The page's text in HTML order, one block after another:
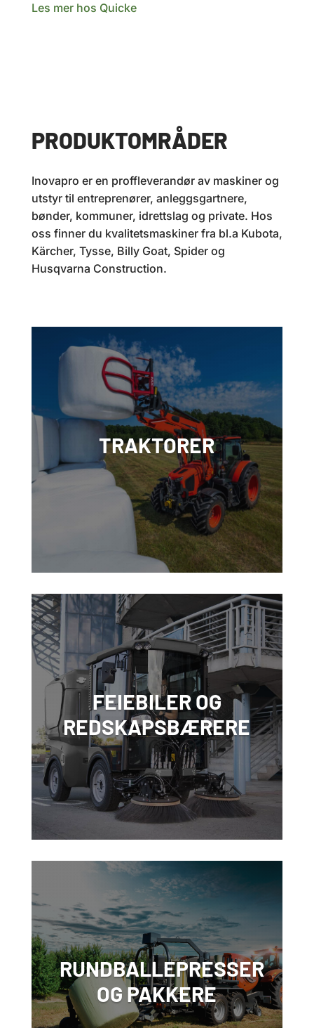
Les mer hos Quicke
PRODUKTOMRÅDER
Inovapro er en proffleverandør av maskiner og
utstyr til entreprenører, anleggsgartnere,
bønder, kommuner, idrettslag og private. Hos
oss finner du kvalitetsmaskiner fra bl.a Kubota,
Kärcher, Tysse, Billy Goat, Spider og
Husqvarna Construction.
TRAKTORER
FEIEBILER OG
REDSKAPSBÆRERE
RUNDBALLEPRESSER
OG PAKKERE